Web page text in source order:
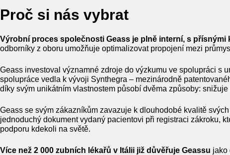
Proč si nás vybrat
Výrobní proces společnosti Geass je plně interní, s
odborníky z oboru umožňuje optimalizovat propojení mezi
Geass investoval významné zdroje do výzkumu ve spolupráci s
spolupráce vedla k vývoji Synthegra – mezinárodně
díky svým unikátním vlastnostem působí dvěma způsoby:
Geass se svým zákazníkům zavazuje k dlouhodobé kvalitě
jednoduchý dokument vydaný pacientovi při registraci zákroku,
podporu kdekoli na světě.
Více než 2 000 zubních lékařů v Itálii již důvěřuje Geassu jako